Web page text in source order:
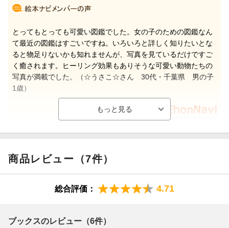
とってもとっても可愛い図鑑でした。女の子のための図鑑なん
て最近の図鑑はすごいですね。いろいろと詳しく知りたいとな
ると物足りないかも知れませんが、写真を見ているだけですご
く癒されます。ヒーリング効果もありそうな可愛い動物たちの
写真が満載でした。（☆うさこ☆さん 30代・千葉県 男の子
1歳）
商品レビュー（7件）
総合評価： 4.71
ブックスのレビュー（6件）